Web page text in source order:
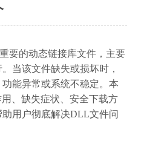
要的动态链接库文件，主要
当该文件缺失或损坏时，
能异常或系统不稳定。本
、缺失症状、安全下载方
用户彻底解决DLL文件问